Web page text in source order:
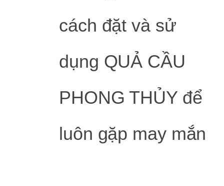
cách đặt và sử
dụng QUẢ CẦU
PHONG THỦY để
luôn gặp may mắn